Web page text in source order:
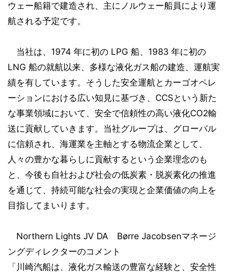
ウェー船籍で建造され、主にノルウェー船員により運
航される予定です。
当社は、1974 年に初の LPG 船、1983 年に初の
LNG 船の就航以来、多様な液化ガス船の建造、運航実
績を有しています。そうした安全運航とカーゴオペレ
ーションにおける広い知見に基づき、CCSという新た
な事業領域において、安全で信頼性の高い液化CO2輸
送に貢献していきます。当社グループは、グローバル
に信頼され、海運業を主軸とする物流企業として、
人々の豊かな暮らしに貢献するという企業理念のも
と、今後も自社および社会の低炭素・脱炭素化の推進
を通じて、持続可能な社会の実現と企業価値の向上を
目指してまいります。
Northern Lights JV DA Børre Jacobsenマネージ
ングディレクターのコメント
「川崎汽船は、液化ガス輸送の豊富な経験と、安全性